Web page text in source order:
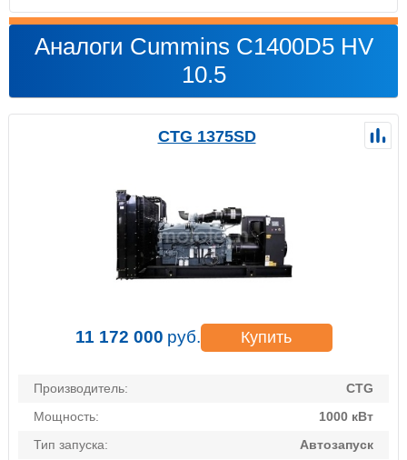
Аналоги Cummins C1400D5 HV
10.5
CTG 1375SD
11 172 000 руб. Купить
Производитель:
CTG
Мощность:
1000 кВт
Тип запуска:
Автозапуск